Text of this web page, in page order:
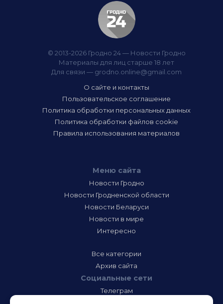
© 2013-2026 Гродно 24 — Новости Гродно
Материалы для лиц старше 18 лет
Для связи — grodno.online@gmail.com
О сайте и контакты
Пользовательское соглашение
Политика обработки персональных данных
Политика обработки файлов cookie
Правила использования материалов
Меню сайта
Новости Гродно
Новости Гродненской области
Новости Беларуси
Новости в мире
Интересно
Все категории
Архив сайта
Социальные сети
Телеграм